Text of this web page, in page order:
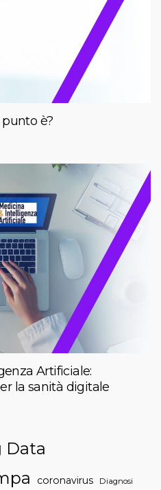
punto è?
Artificiale:
la sanità digitale
Data
coronavirus Diagnosi